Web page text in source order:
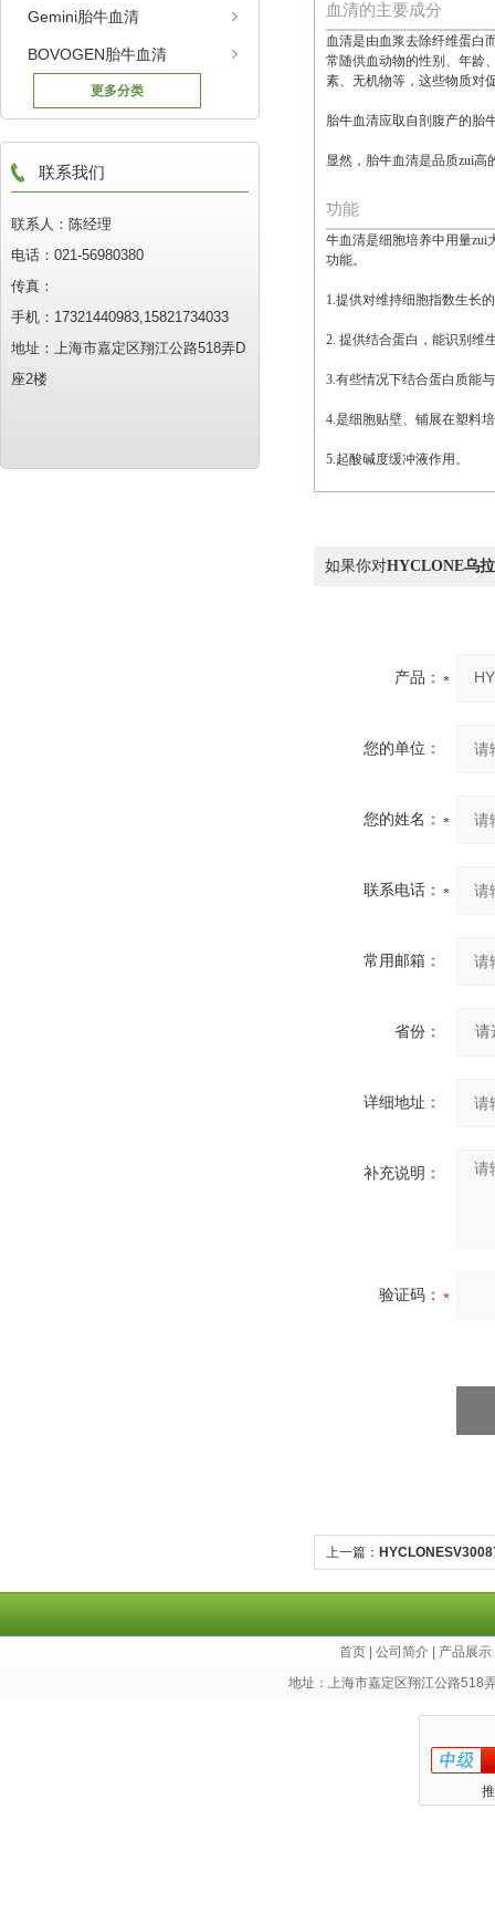
Gemini胎牛血清
BOVOGEN胎牛血清
更多分类
联系我们
联系人：陈经理
电话：021-56980380
传真：
手机：17321440983,15821734033
地址：上海市嘉定区翔江公路518弄D
座2楼
血清的主要成分
血清是由血浆去除纤维蛋白
常随供血动物的性别、年龄
素、无机物等，这些物质对
胎牛血清应取自剖腹产的胎
显然，胎牛血清是品质zui高
功能
牛血清是细胞培养中用量zui
功能。
1.提供对维持细胞指数生长
2. 提供结合蛋白，能识别维
3.有些情况下结合蛋白质能
4.是细胞贴壁、铺展在塑料
5.起酸碱度缓冲液作用。
如果你对HYCLONE乌
产品：
您的单位：
您的姓名：
联系电话：
常用邮箱：
省份：
详细地址：
补充说明：
验证码：
上一篇：
首页 公司简介 产品展示
地址：上海市嘉定区翔江公路518